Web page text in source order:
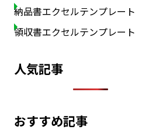
納品書エクセルテンプレート
領収書エクセルテンプレート
人気記事
おすすめ記事